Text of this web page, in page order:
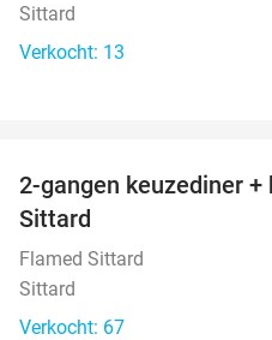
Sittard
Verkocht: 13
2-gangen keuzediner
Sittard
Flamed Sittard
Sittard
Verkocht: 67